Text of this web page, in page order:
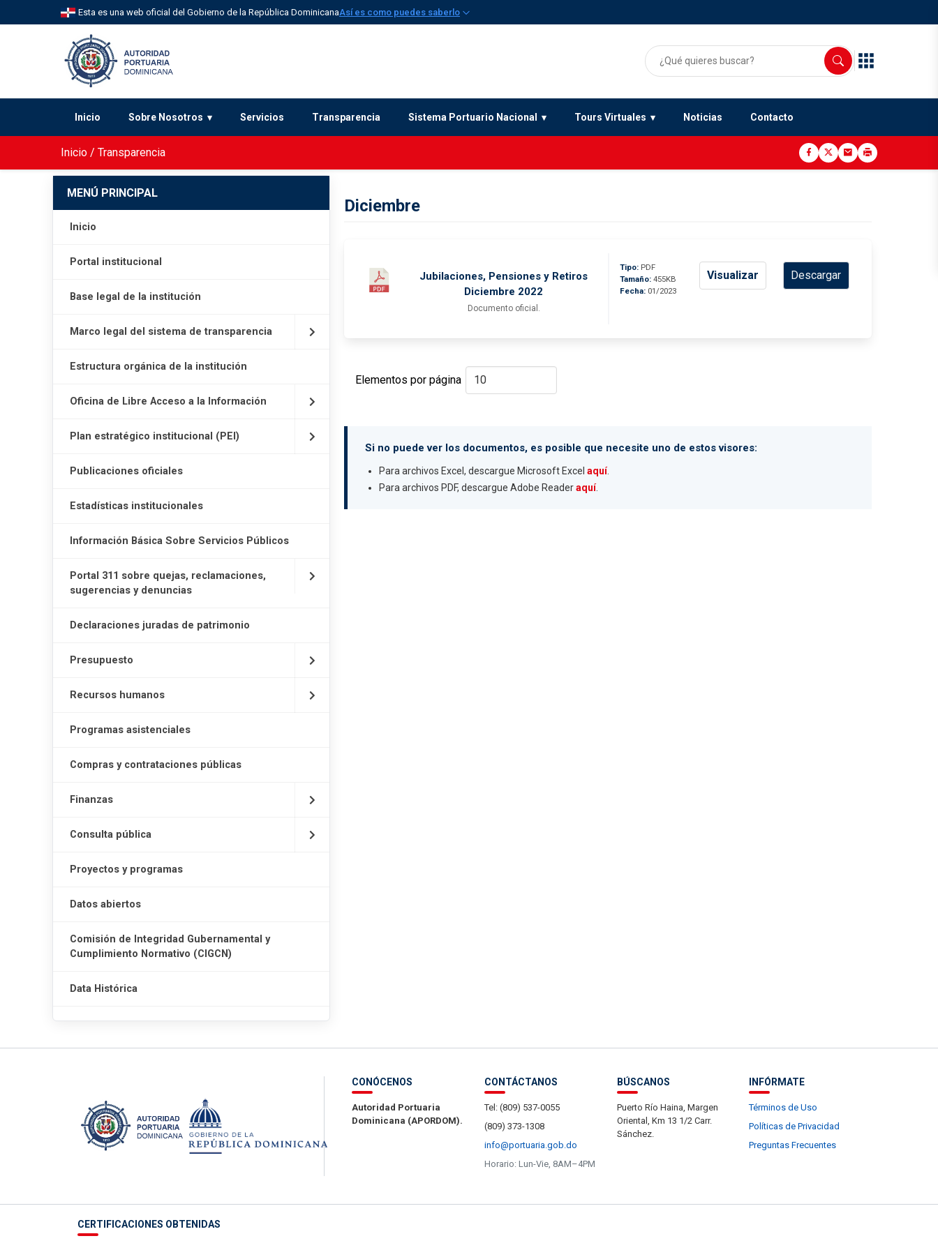
Esta es una web oficial del Gobierno de la República DominicanaAsí es como puedes saberlo
Inicio Sobre Nosotros Servicios Transparencia Sistema Portuario Nacional Tours Virtuales Noticias Contacto
Inicio / Transparencia
MENÚ PRINCIPAL
Inicio
Portal institucional
Base legal de la institución
Marco legal del sistema de transparencia
Estructura orgánica de la institución
Oficina de Libre Acceso a la Información
Plan estratégico institucional (PEI)
Publicaciones oficiales
Estadísticas institucionales
Información Básica Sobre Servicios Públicos
Portal 311 sobre quejas, reclamaciones,
sugerencias y denuncias
Declaraciones juradas de patrimonio
Presupuesto
Recursos humanos
Programas asistenciales
Compras y contrataciones públicas
Finanzas
Consulta pública
Proyectos y programas
Datos abiertos
Comisión de Integridad Gubernamental y
Cumplimiento Normativo (CIGCN)
Data Histórica
Diciembre
Jubilaciones, Pensiones y Retiros
Diciembre 2022
Documento oficial.
Tipo: PDF
Tamaño: 455KB
Fecha: 01/2023
Visualizar Descargar
Elementos por página
Si no puede ver los documentos, es posible que necesite uno de estos visores:
Para archivos Excel, descargue Microsoft Excel aquí.
Para archivos PDF, descargue Adobe Readeraquí.
CONÓCENOS
Autoridad Portuaria
Dominicana (APORDOM).
CONTÁCTANOS
Tel: (809) 537-0055
(809) 373-1308
info@portuaria.gob.do
Horario: Lun-Vie, 8AM–4PM
BÚSCANOS
Puerto Río Haina, Margen
Oriental, Km 13 1/2 Carr.
Sánchez.
INFÓRMATE
Términos de Uso
Políticas de Privacidad
Preguntas Frecuentes
CERTIFICACIONES OBTENIDAS